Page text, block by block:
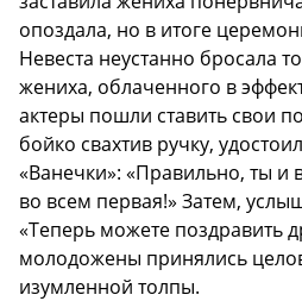
опоздала, но в итоге
Невеста неустанно бросала
жениха, облаченного в
актеры пошли ставить свои
бойко свахтив ручку,
«Ванечки»: «Правильно, ты и
во всем первая!» Затем,
«Теперь можете поздравить
молодожены принялись
изумленной толпы.